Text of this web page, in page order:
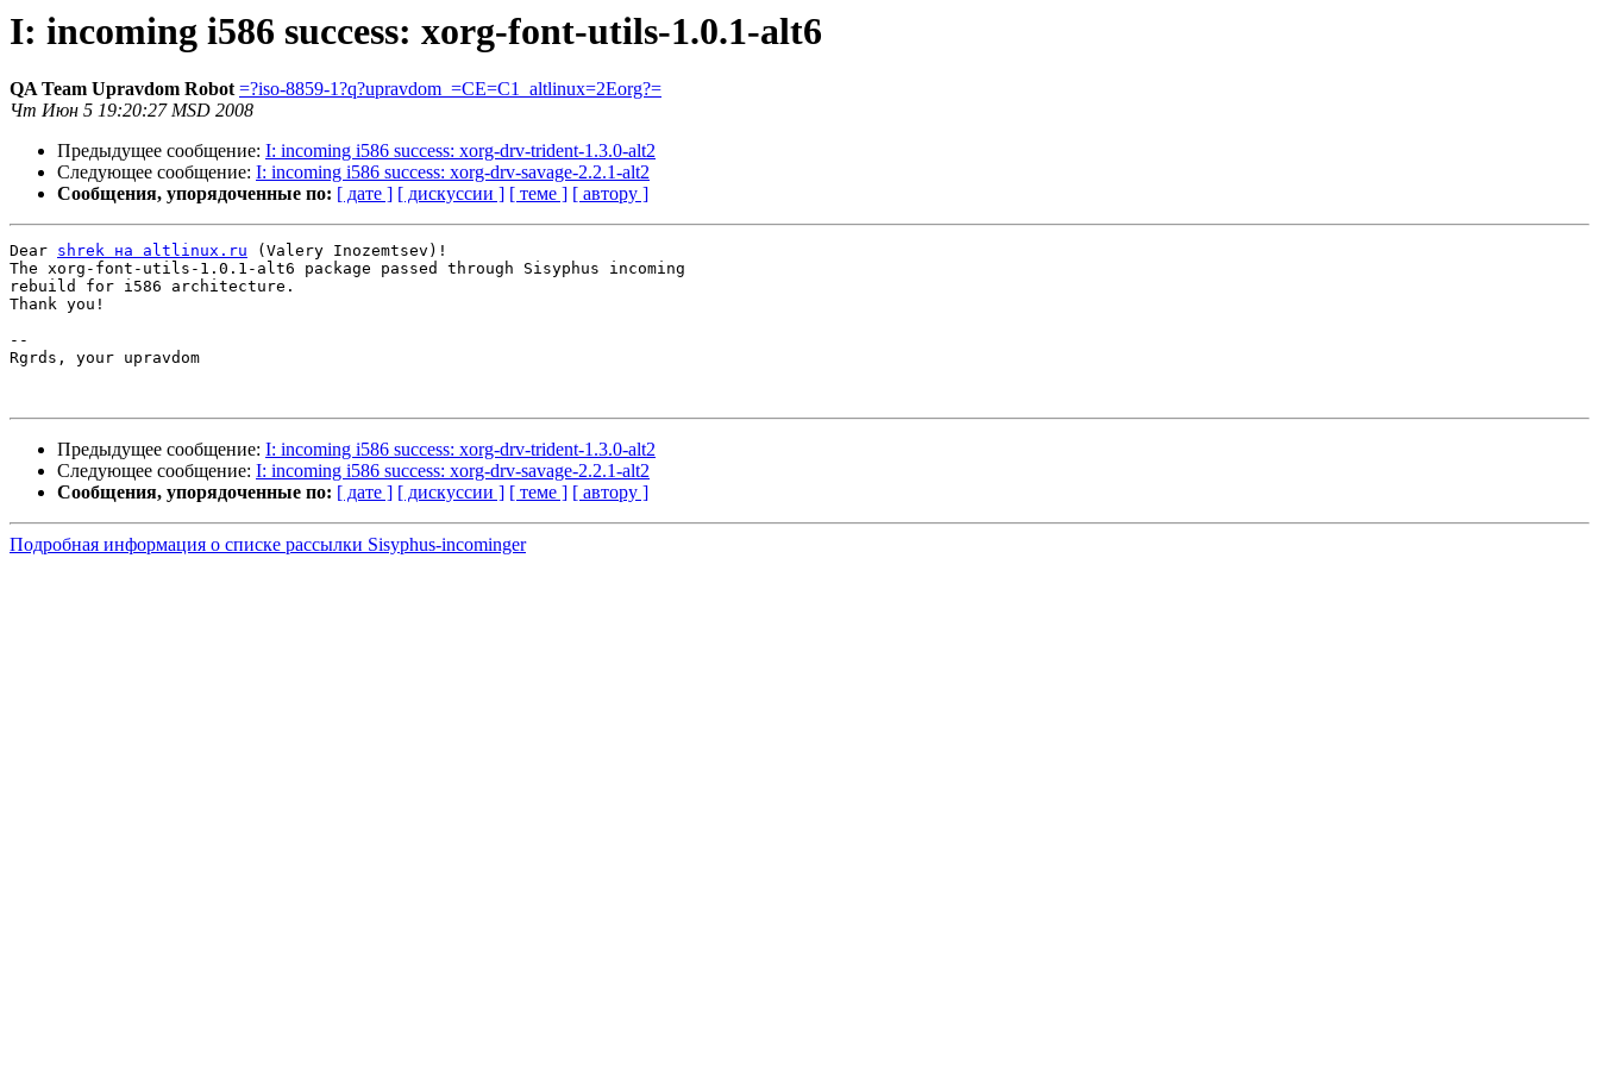
I: incoming i586 success: xorg-font-utils-1.0.1-alt6
QA Team Upravdom Robot =?iso-8859-1?q?upravdom_=CE=C1_altlinux=2Eorg?=
Чт Июн 5 19:20:27 MSD 2008
Предыдущее сообщение: I: incoming i586 success: xorg-drv-trident-1.3.0-alt2
Следующее сообщение: I: incoming i586 success: xorg-drv-savage-2.2.1-alt2
Сообщения, упорядоченные по: [ дате ] [ дискуссии ] [ теме ] [ автору ]
Dear shrek на altlinux.ru (Valery Inozemtsev)!
The xorg-font-utils-1.0.1-alt6 package passed through Sisyphus incoming
rebuild for i586 architecture.
Thank you!
--
Rgrds, your upravdom
Предыдущее сообщение: I: incoming i586 success: xorg-drv-trident-1.3.0-alt2
Следующее сообщение: I: incoming i586 success: xorg-drv-savage-2.2.1-alt2
Сообщения, упорядоченные по: [ дате ] [ дискуссии ] [ теме ] [ автору ]
Подробная информация о списке рассылки Sisyphus-incominger